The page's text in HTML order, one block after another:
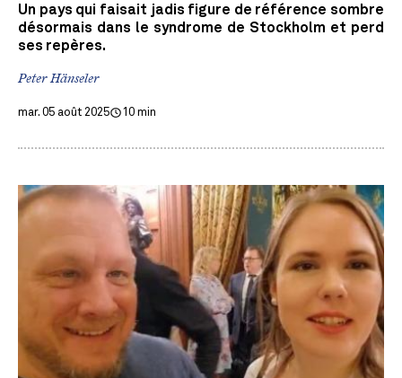
Un pays qui faisait jadis figure de référence sombre
désormais dans le syndrome de Stockholm et perd
ses repères.
Peter Hänseler
mar. 05 août 2025 10 min